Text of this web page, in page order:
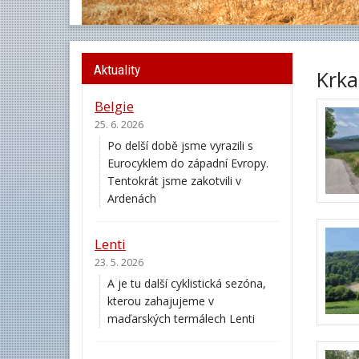
Aktuality
Belgie
25. 6. 2026
Po delší době jsme vyrazili s
Eurocyklem do západní Evropy.
Tentokrát jsme zakotvili v
Ardenách
Lenti
23. 5. 2026
A je tu další cyklistická sezóna,
kterou zahajujeme v
maďarských termálech Lenti